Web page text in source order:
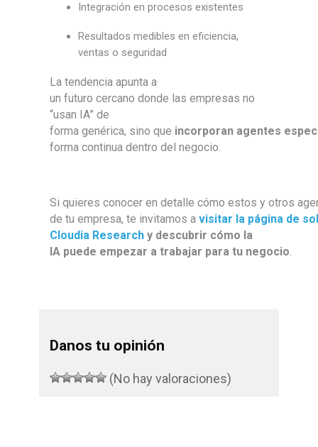
Integración en procesos existentes
Resultados medibles en eficiencia,
ventas o seguridad
La tendencia apunta a
un futuro cercano donde las empresas no
“usan IA” de
forma genérica, sino que incorporan agentes
forma continua dentro del negocio.
Si quieres conocer en detalle cómo estos y otros
de tu empresa, te invitamos a visitar la página de
Cloudia Research y descubrir cómo la
IA puede empezar a trabajar para tu negocio.
Danos tu opinión
(No hay valoraciones)